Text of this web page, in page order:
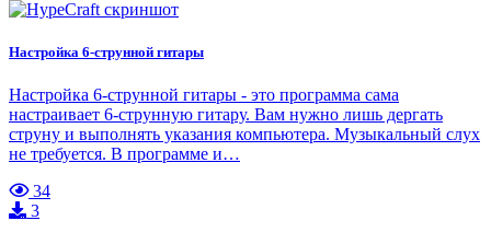
Настройка 6-струнной гитары
Настройка 6-струнной гитары - это программа сама
настраивает 6-струнную гитару. Вам нужно лишь дергать
струну и выполнять указания компьютера. Музыкальный слух
не требуется. В программе и…
34
3